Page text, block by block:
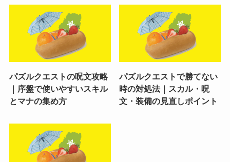
パズルクエストの呪文攻略
｜序盤で使いやすいスキル
とマナの集め方
パズルクエストで勝てない
時の対処法｜スカル・呪
文・装備の見直しポイント